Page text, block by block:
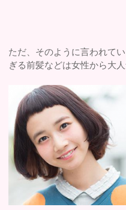
ただ、そのように言われて
ぎる前髪などは女性から大